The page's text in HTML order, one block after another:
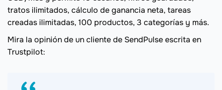
tratos ilimitados, cálculo de ganancia neta, tareas
creadas ilimitadas, 100 productos, 3 categorías y más.
Mira la opinión de un cliente de SendPulse escrita en
Trustpilot: